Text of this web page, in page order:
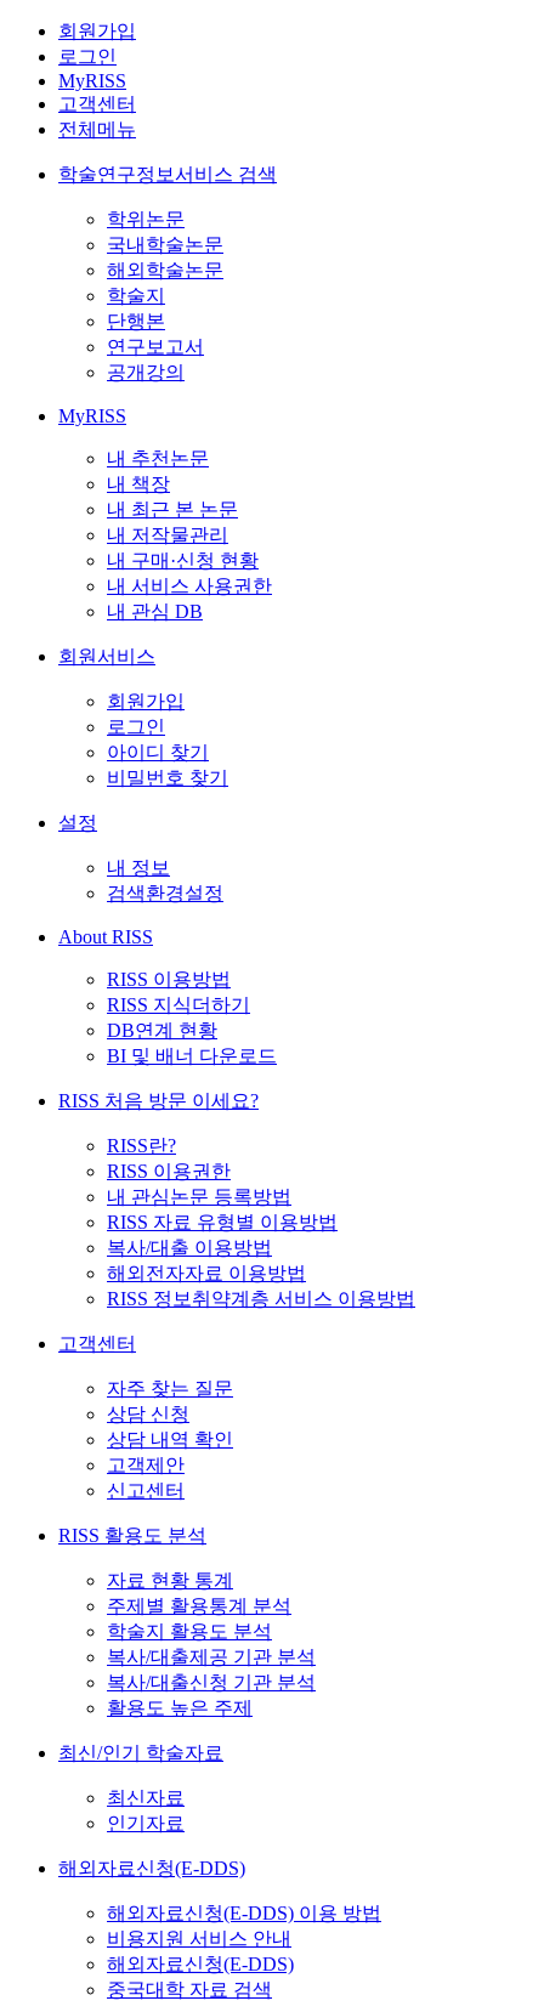
회원가입
로그인
MyRISS
고객센터
전체메뉴
학술연구정보서비스 검색
학위논문
국내학술논문
해외학술논문
학술지
단행본
연구보고서
공개강의
MyRISS
내 추천논문
내 책장
내 최근 본 논문
내 저작물관리
내 구매·신청 현황
내 서비스 사용권한
내 관심 DB
회원서비스
회원가입
로그인
아이디 찾기
비밀번호 찾기
설정
내 정보
검색환경설정
About RISS
RISS 이용방법
RISS 지식더하기
DB연계 현황
BI 및 배너 다운로드
RISS 처음 방문 이세요?
RISS란?
RISS 이용권한
내 관심논문 등록방법
RISS 자료 유형별 이용방법
복사/대출 이용방법
해외전자자료 이용방법
RISS 정보취약계층 서비스 이용방법
고객센터
자주 찾는 질문
상담 신청
상담 내역 확인
고객제안
신고센터
RISS 활용도 분석
자료 현황 통계
주제별 활용통계 분석
학술지 활용도 분석
복사/대출제공 기관 분석
복사/대출신청 기관 분석
활용도 높은 주제
최신/인기 학술자료
최신자료
인기자료
해외자료신청(E-DDS)
해외자료신청(E-DDS) 이용 방법
비용지원 서비스 안내
해외자료신청(E-DDS)
중국대학 자료 검색